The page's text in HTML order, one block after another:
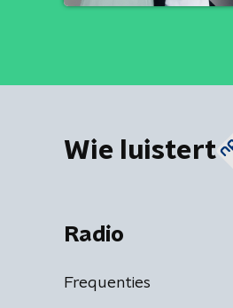
Wie luistert
Radio
Frequenties